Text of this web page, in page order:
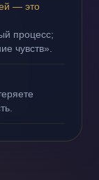
— это
процесс;
чувств».